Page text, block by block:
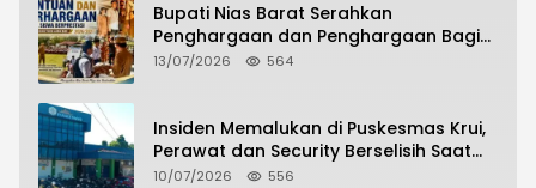
Bupati Nias Barat Serahkan
Penghargaan dan Penghargaan Bagi
Siswa Berprestasi Pada Pembukaan TA
13/07/2026 564
Insiden Memalukan di Puskesmas Krui,
Perawat dan Security Berselisih Saat
Pelayanan Pasien Berlangsung
10/07/2026 556